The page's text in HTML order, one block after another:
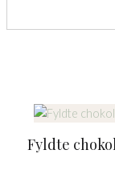
Fyldte